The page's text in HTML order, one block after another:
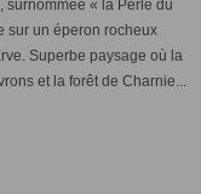
surnommée « la Perle du
sur un éperon rocheux
Superbe paysage où la
et la forêt de Charnie...